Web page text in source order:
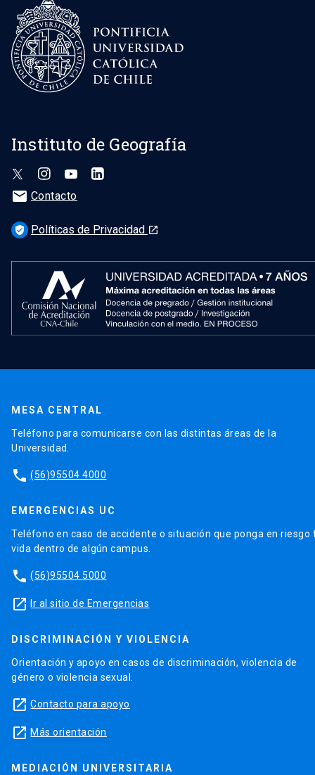
Instituto de Geografía
mail Contacto
verified_user Políticas de Privacidad launch
MESA CENTRAL
Teléfono para comunicarse con las distintas áreas de la
Universidad.
phone (56)95504 4000
EMERGENCIAS UC
Teléfono en caso de accidente o situación que ponga en riesgo
vida dentro de algún campus.
phone (56)95504 5000
launch Ir al sitio de Emergencias
DISCRIMINACIÓN Y VIOLENCIA
Orientación y apoyo en casos de discriminación, violencia de
género o violencia sexual.
launch Contacto para apoyo
launch Más orientación
MEDIACIÓN UNIVERSITARIA